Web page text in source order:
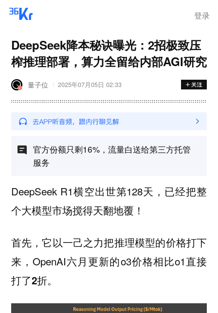
登录
DeepSeek降本秘诀曝光：2招极致压
榨推理部署，算力全留给内部AGI研究
量子位 2025年07月05日 02:33
官方份额只剩16%，流量白送给第三方托管
服务
DeepSeek R1横空出世第128天，已经把整
个大模型市场搅得天翻地覆！
首先，它以一己之力把推理模型的价格打下
来，OpenAI六月更新的o3价格相比o1直接
打了2折。